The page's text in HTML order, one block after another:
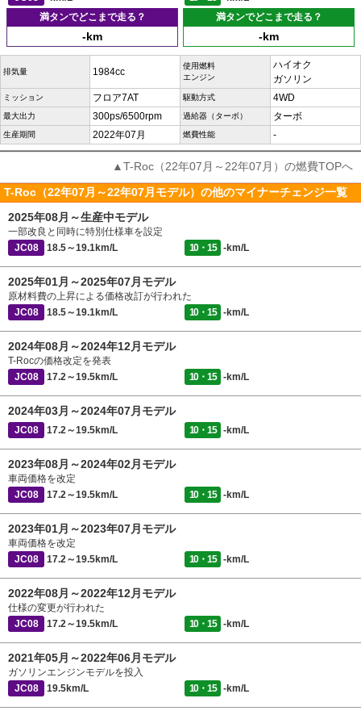
満タンでどこまで走る？
-km
満タンでどこまで走る？
-km
排気量 1984cc
使用燃料
エンジン
ハイオク
ガソリン
ミッション フロア7AT 駆動方式 4WD
最大出力 300ps/6500rpm 過給器（ターボ） ターボ
生産期間 2022年07月 燃費性能 -
▲T-Roc（22年07月～22年07月）の燃費TOPへ
T-Roc（22年07月～22年07月モデル）の他のマイナーチェンジ一覧
2025年08月～生産中モデル
一部改良と同時に特別仕様車を設定
JC08
18.5～19.1km/L 10・15 -km/L
2025年01月～2025年07月モデル
原材料費の上昇による価格改訂が行われた
JC08
18.5～19.1km/L 10・15 -km/L
2024年08月～2024年12月モデル
T-Rocの価格改定を発表
JC08
17.2～19.5km/L 10・15 -km/L
2024年03月～2024年07月モデル
JC08 17.2～19.5km/L 10・15 -km/L
2023年08月～2024年02月モデル
車両価格を改定
JC08
17.2～19.5km/L 10・15 -km/L
2023年01月～2023年07月モデル
車両価格を改定
JC08
17.2～19.5km/L 10・15 -km/L
2022年08月～2022年12月モデル
仕様の変更が行われた
JC08
17.2～19.5km/L 10・15 -km/L
2021年05月～2022年06月モデル
ガソリンエンジンモデルを投入
JC08
19.5km/L 10・15 -km/L